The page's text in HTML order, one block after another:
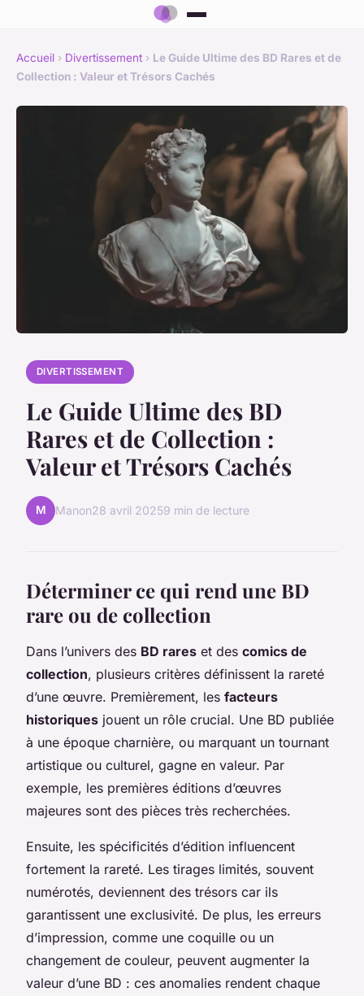
Accueil › Divertissement › Le Guide Ultime des BD Rares et de
Collection : Valeur et Trésors Cachés
DIVERTISSEMENT
Le Guide Ultime des BD
Rares et de Collection :
Valeur et Trésors Cachés
M Manon28 avril 20259 min de lecture
Déterminer ce qui rend une BD
rare ou de collection
Dans l’univers des BD rares et des comics de
collection, plusieurs critères définissent la rareté
d’une œuvre. Premièrement, les facteurs
historiques jouent un rôle crucial. Une BD publiée
à une époque charnière, ou marquant un tournant
artistique ou culturel, gagne en valeur. Par
exemple, les premières éditions d’œuvres
majeures sont des pièces très recherchées.
Ensuite, les spécificités d’édition influencent
fortement la rareté. Les tirages limités, souvent
numérotés, deviennent des trésors car ils
garantissent une exclusivité. De plus, les erreurs
d’impression, comme une coquille ou un
changement de couleur, peuvent augmenter la
valeur d’une BD : ces anomalies rendent chaque